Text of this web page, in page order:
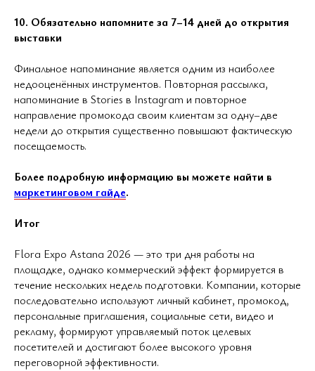
10. Обязательно напомните за 7–14 дней до открытия
выставки
Финальное напоминание является одним из наиболее
недооценённых инструментов. Повторная рассылка,
напоминание в Stories в Instagram и повторное
направление промокода своим клиентам за одну–две
недели до открытия существенно повышают фактическую
посещаемость.
Более подробную информацию вы можете найти в
маркетинговом гайде.
Итог
Flora Expo Astana 2026 — это три дня работы на
площадке, однако коммерческий эффект формируется в
течение нескольких недель подготовки. Компании, которые
последовательно используют личный кабинет, промокод,
персональные приглашения, социальные сети, видео и
рекламу, формируют управляемый поток целевых
посетителей и достигают более высокого уровня
переговорной эффективности.